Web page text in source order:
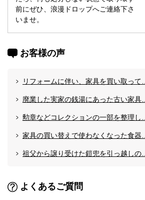
前にぜひ、浪漫ドロップへご連絡下さ
いませ。
お客様の声
リフォームに伴い、家具を買い取って…
廃業した実家の銭湯にあった古い家具…
勲章などコレクションの一部を整理し…
家具の買い替えで使わなくなった食器…
祖父から譲り受けた鎧兜を引っ越しの…
よくあるご質問